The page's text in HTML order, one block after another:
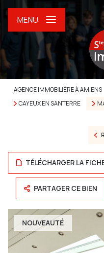
MENU
AGENCE IMMOBILIÈRE À AMIENS
CAYEUX EN SANTERRE
TÉLÉCHARGER LA
PARTAGER CE BIEN
NOUVEAUTÉ